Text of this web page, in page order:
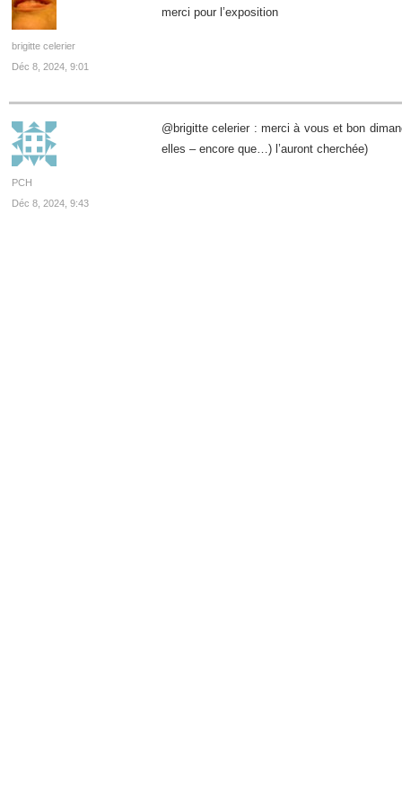
brigitte celerier
Déc 8, 2024, 9:01
merci pour l’exposition
PCH
Déc 8, 2024, 9:43
@brigitte celerier : merci à vous et bon
elles – encore que…) l’auront cherchée)